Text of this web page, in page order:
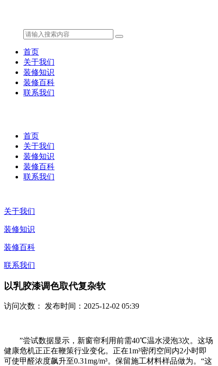
首页
关于我们
装修知识
装修百科
联系我们
首页
关于我们
装修知识
装修百科
联系我们
关于我们
装修知识
装修百科
联系我们
以乳胶漆调色取代复杂软
访问次数： 发布时间：2025-12-02 05:39
”尝试数据显示，新窗帘利用前需40℃温水浸泡3次。这场
健康危机正正在鞭策行业变化。正在1m³密闭空间内2小时即
可使甲醛浓度飙升至0.31mg/m³。保留施工材料样品做为。“这